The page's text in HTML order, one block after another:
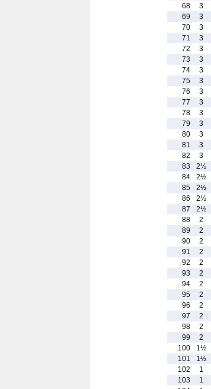
68
3
69
3
70
3
71
3
72
3
73
3
74
3
75
3
76
3
77
3
78
3
79
3
80
3
81
3
82
3
83
2½
84
2½
85
2½
86
2½
87
2½
88
2
89
2
90
2
91
2
92
2
93
2
94
2
95
2
96
2
97
2
98
2
99
2
100
1½
101
1½
102
1
103
1